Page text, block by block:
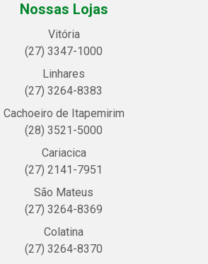
Nossas Lojas
Vitória
(27) 3347-1000
Linhares
(27) 3264-8383
Cachoeiro de Itapemirim
(28) 3521-5000
Cariacica
(27) 2141-7951
São Mateus
(27) 3264-8369
Colatina
(27) 3264-8370